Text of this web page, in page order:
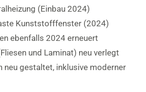
(Einbau 2024)
Kunststofffenster (2024)
ebenfalls 2024 erneuert
und Laminat) neu verlegt
neu gestaltet, inklusive moderner